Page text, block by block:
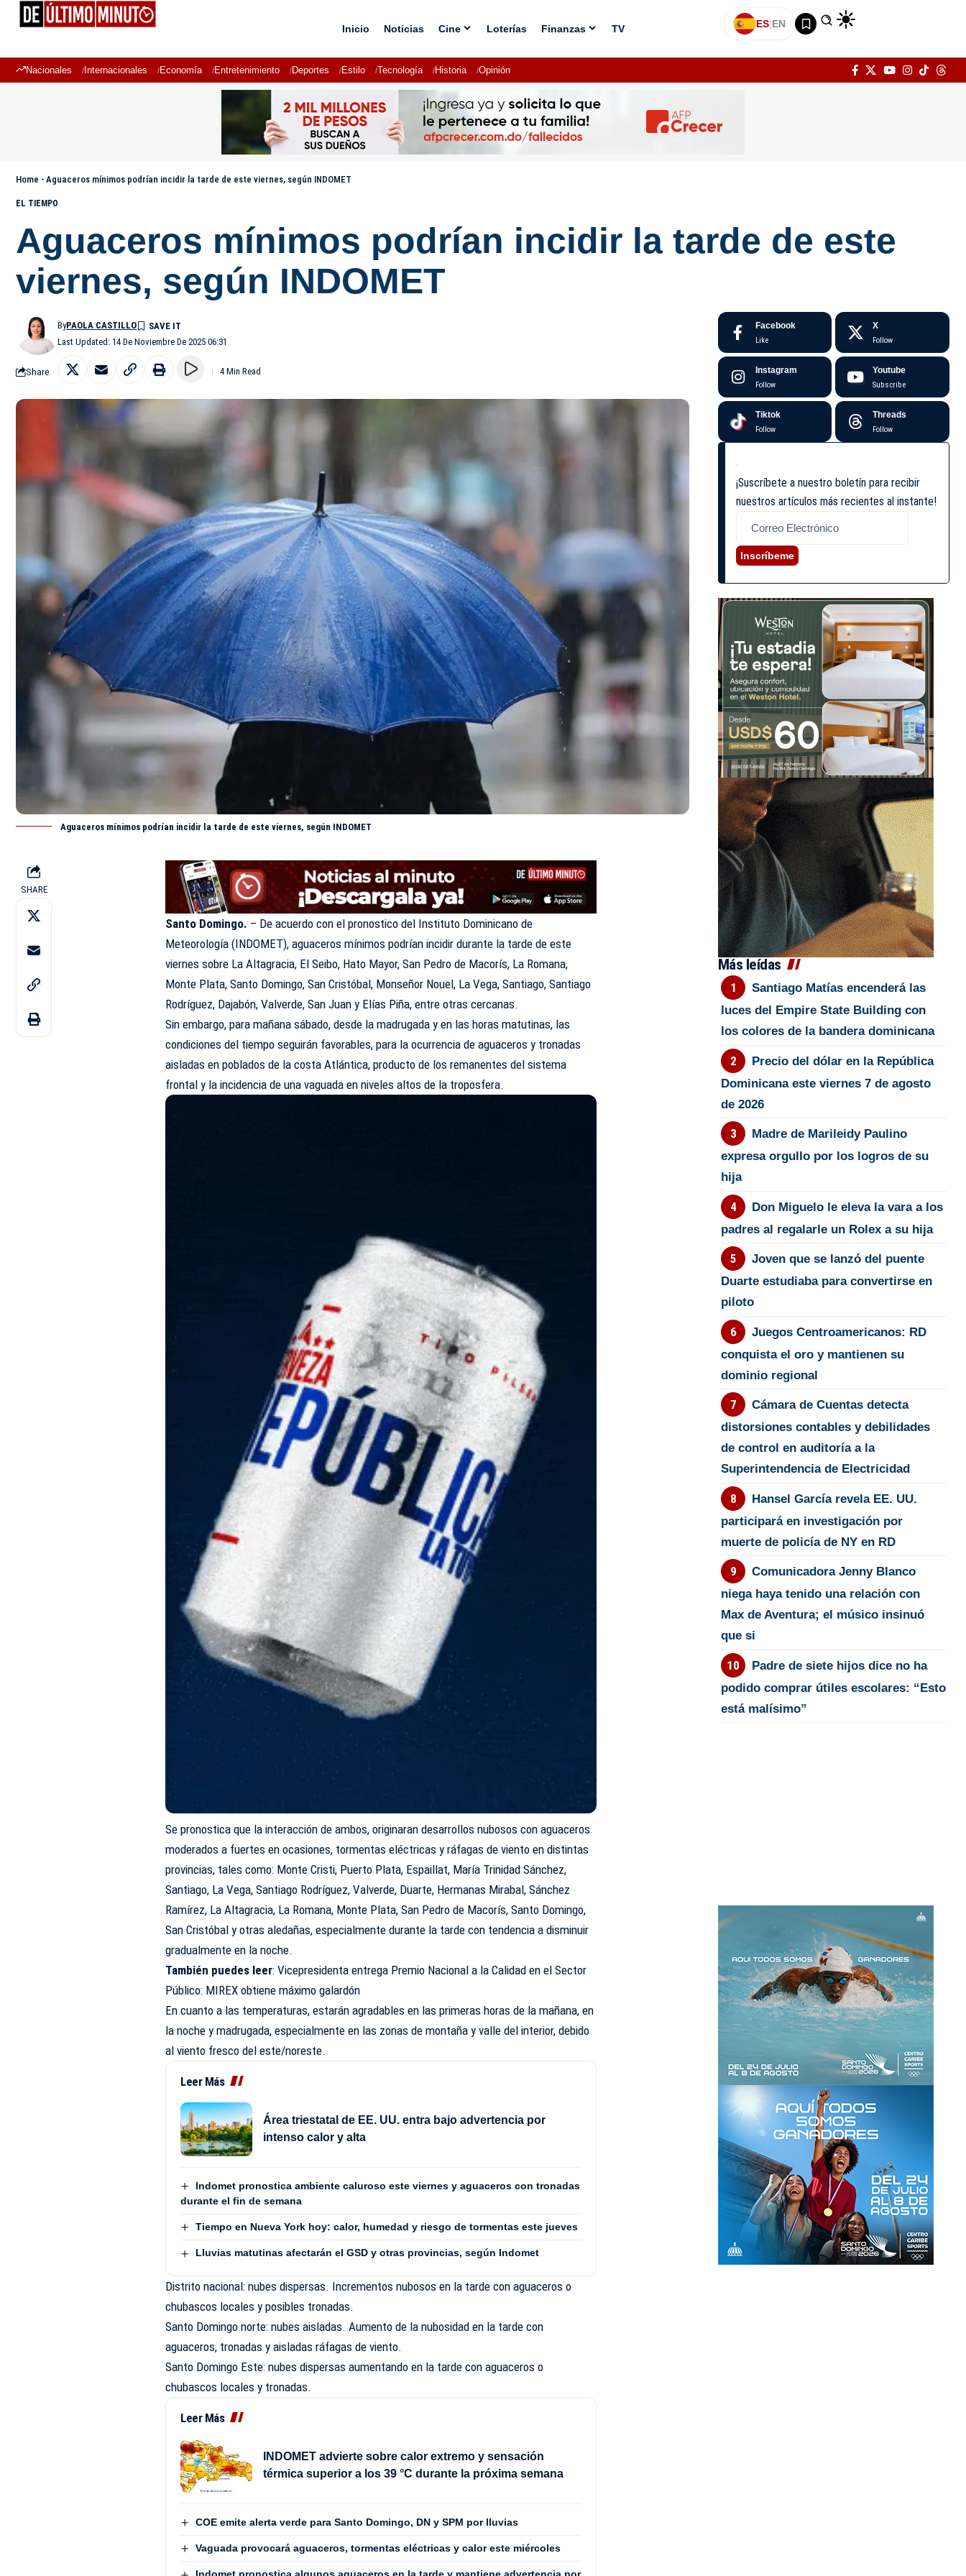
Inicio Noticias Cine Loterías Finanzas TV ES|EN
Nacionales Internacionales Economía Entretenimiento Deportes Estilo Tecnología Historia Opinión
Home - Aguaceros mínimos podrían incidir la tarde de este viernes, según INDOMET
EL TIEMPO
Aguaceros mínimos podrían incidir la tarde de este
viernes, según INDOMET
Last Updated: 14 De Noviembre De 2025 06:31
ByPAOLA CASTILLO
Share 4 Min Read
Aguaceros mínimos podrían incidir la tarde de este viernes, según INDOMET
SHARE
Santo Domingo. – De acuerdo con el pronostico del Instituto Dominicano de
Meteorología (INDOMET), aguaceros mínimos podrían incidir durante la tarde de este
viernes sobre La Altagracia, El Seibo, Hato Mayor, San Pedro de Macorís, La Romana,
Monte Plata, Santo Domingo, San Cristóbal, Monseñor Nouel, La Vega, Santiago, Santiago
Rodríguez, Dajabón, Valverde, San Juan y Elías Piña, entre otras cercanas.
Sin embargo, para mañana sábado, desde la madrugada y en las horas matutinas, las
condiciones del tiempo seguirán favorables, para la ocurrencia de aguaceros y tronadas
aisladas en poblados de la costa Atlántica, producto de los remanentes del sistema
frontal y la incidencia de una vaguada en niveles altos de la troposfera.
Se pronostica que la interacción de ambos, originaran desarrollos nubosos con aguaceros
moderados a fuertes en ocasiones, tormentas eléctricas y ráfagas de viento en distintas
provincias, tales como: Monte Cristi, Puerto Plata, Espaillat, María Trinidad Sánchez,
Santiago, La Vega, Santiago Rodríguez, Valverde, Duarte, Hermanas Mirabal, Sánchez
Ramírez, La Altagracia, La Romana, Monte Plata, San Pedro de Macorís, Santo Domingo,
San Cristóbal y otras aledañas, especialmente durante la tarde con tendencia a disminuir
gradualmente en la noche.
También puedes leer:Vicepresidenta entrega Premio Nacional a la Calidad en el Sector
Público: MIREX obtiene máximo galardón
En cuanto a las temperaturas, estarán agradables en las primeras horas de la mañana, en
la noche y madrugada, especialmente en las zonas de montaña y valle del interior, debido
al viento fresco del este/noreste.
Leer Más
Área triestatal de EE. UU. entra bajo advertencia por
intenso calor y alta
Indomet pronostica ambiente caluroso este viernes y aguaceros con tronadas
durante el fin de semana
Tiempo en Nueva York hoy: calor, humedad y riesgo de tormentas este jueves
Lluvias matutinas afectarán el GSD y otras provincias, según Indomet
Distrito nacional: nubes dispersas. Incrementos nubosos en la tarde con aguaceros o
chubascos locales y posibles tronadas.
Santo Domingo norte: nubes aisladas. Aumento de la nubosidad en la tarde con
aguaceros, tronadas y aisladas ráfagas de viento.
Santo Domingo Este: nubes dispersas aumentando en la tarde con aguaceros o
chubascos locales y tronadas.
Leer Más
INDOMET advierte sobre calor extremo y sensación
térmica superior a los 39 °C durante la próxima semana
COE emite alerta verde para Santo Domingo, DN y SPM por lluvias
Vaguada provocará aguaceros, tormentas eléctricas y calor este miércoles
Facebook
Like
X
Follow
Instagram
Follow
Youtube
Subscribe
Tiktok
Follow
Threads
Follow
¡Suscríbete a nuestro boletín para recibir
nuestros artículos más recientes al instante!
Inscríbeme
Más leídas
Santiago Matías encenderá las
luces del Empire State Building con
los colores de la bandera dominicana
Precio del dólar en la República
Dominicana este viernes 7 de agosto
de 2026
Madre de Marileidy Paulino
expresa orgullo por los logros de su
hija
Don Miguelo le eleva la vara a los
padres al regalarle un Rolex a su hija
Joven que se lanzó del puente
Duarte estudiaba para convertirse en
piloto
Juegos Centroamericanos: RD
conquista el oro y mantienen su
dominio regional
Cámara de Cuentas detecta
distorsiones contables y debilidades
de control en auditoría a la
Superintendencia de Electricidad
Hansel García revela EE. UU.
participará en investigación por
muerte de policía de NY en RD
Comunicadora Jenny Blanco
niega haya tenido una relación con
Max de Aventura; el músico insinuó
que si
Padre de siete hijos dice no ha
podido comprar útiles escolares: “Esto
está malísimo”